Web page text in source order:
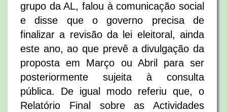
grupo da AL, falou à comunicação social
e disse que o governo precisa de
finalizar a revisão da lei eleitoral, ainda
este ano, ao que prevê a divulgação da
proposta em Março ou Abril para ser
posteriormente sujeita à consulta
pública. De igual modo referiu que, o
Relatório Final sobre as Actividades